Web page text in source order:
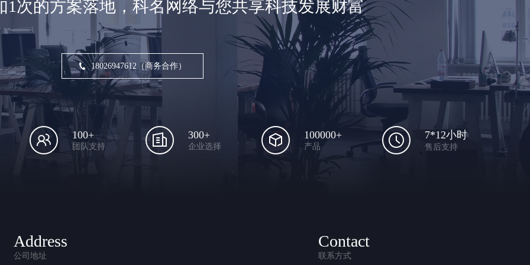
1次的方案落地，科名网络与您共享科技发展财富
18026947612（商务合作）
100+
团队支持
300+
企业选择
100000+
产品
7*12小时
售后支持
Address
公司地址
Contact
联系方式